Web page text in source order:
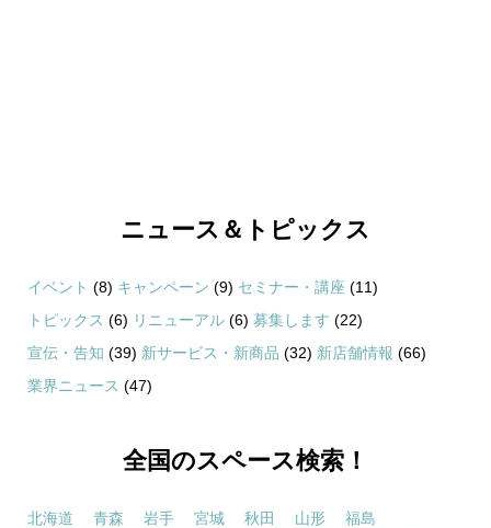
ニュース＆トピックス
イベント (8) キャンペーン (9) セミナー・講座 (11)
トピックス (6) リニューアル(6) 募集します (22)
宣伝・告知 (39) 新サービス・新商品 (32) 新店舗情報 (66)
業界ニュース (47)
全国のスペース検索！
北海道 青森 岩手 宮城 秋田 山形
福島